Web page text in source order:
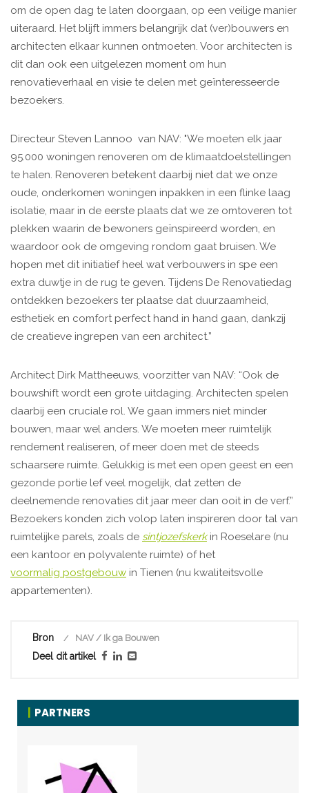
om de open dag te laten doorgaan, op een veilige manier
uiteraard. Het blijft immers belangrijk dat (ver)bouwers en
architecten elkaar kunnen ontmoeten. Voor architecten is
dit dan ook een uitgelezen moment om hun
renovatieverhaal en visie te delen met geïnteresseerde
bezoekers.
Directeur Steven Lannoo van NAV: "We moeten elk jaar
95.000 woningen renoveren om de klimaatdoelstellingen
te halen. Renoveren betekent daarbij niet dat we onze
oude, onderkomen woningen inpakken in een flinke laag
isolatie, maar in de eerste plaats dat we ze omtoveren tot
plekken waarin de bewoners geïnspireerd worden, en
waardoor ook de omgeving rondom gaat bruisen. We
hopen met dit initiatief heel wat verbouwers in spe een
extra duwtje in de rug te geven. Tijdens De Renovatiedag
ontdekken bezoekers ter plaatse dat duurzaamheid,
esthetiek en comfort perfect hand in hand gaan, dankzij
de creatieve ingrepen van een architect.”
Architect Dirk Mattheeuws, voorzitter van NAV: “Ook de
bouwshift wordt een grote uitdaging. Architecten spelen
daarbij een cruciale rol. We gaan immers niet minder
bouwen, maar wel anders. We moeten meer ruimtelijk
rendement realiseren, of meer doen met de steeds
schaarsere ruimte. Gelukkig is met een open geest en een
gezonde portie lef veel mogelijk, dat zetten de
deelnemende renovaties dit jaar meer dan ooit in de verf.”
Bezoekers konden zich volop laten inspireren door tal van
ruimtelijke parels, zoals de sintjozefskerkin Roeselare (nu
een kantoor en polyvalente ruimte) of het
voormalig postgebouw in Tienen (nu kwaliteitsvolle
appartementen).
Bron NAV / Ik ga Bouwen
Deel dit artikel
PARTNERS